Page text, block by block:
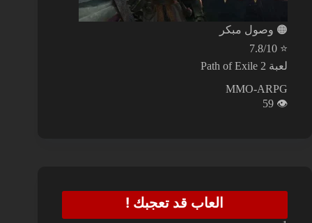
🟠 وصول مبكر
⭐
7.8/10
لعبة Path of Exile 2
MMO-ARPG
👁️
59
العاب قد تعجبك !